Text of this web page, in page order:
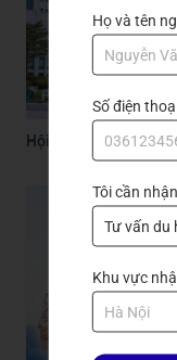
Hội thảo du học Hàn
Họ và tên
Số điện
Tôi cần
Khu vực